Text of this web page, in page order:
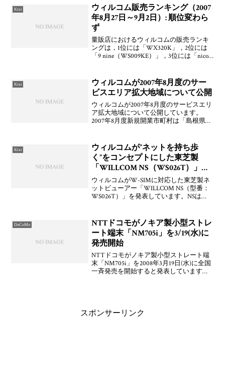
よね(´Д｀;) そういうきちっと仕事をした
上ではいいんだろ
Ktai
ウィルコム販売ランキング（2007
年8月27日～9月2日）: 順位変わら
ず
量販店におけるウィルコムの販売ランキ
ングは，1位には「WX320K」，2位には
「9 nine（WS009KE）」，3位には「nico.
Ktai
ウィルコムが2007年8月度のサー
ビスエリア拡大地域について公開
ウィルコムが2007年8月度のサービスエリ
ア拡大地域について公開しています。
2007年8月度新規開業市町村は「島根県邑
郡舘岩村」および「福島県南会津郡檜枝
岐村」とな
Ktai
ウィルコムが”ネットを持ち歩
く”をコンセプトにした東芝製
「WILLCOM NS（WS026T）」を
発表
ウィルコムがW-SIMに対応した東芝製ネ
ットビューアー「WILLCOM NS（型番：
WS026T）」を発表しています。NSは
の展開はしないとの
DoCoMo
NTTドコモがノキア製小型ストレ
ート端末「NM705i」を3/19(水)に
発売開始
NTTドコモがノキア製小型ストレート端
末「NM705i」を2008年3月19日(水)に全国
一斉発売を開始すると発表しています。
スポンサーリンク